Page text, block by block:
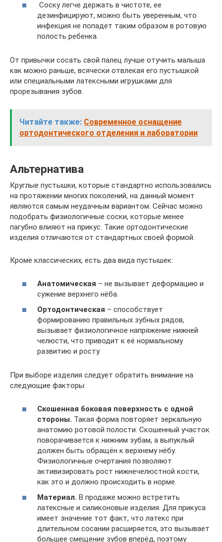
Соску легче держать в чистоте, ее
дезинфицируют, можно быть уверенным, что
инфекция не попадет таким образом в ротовую
полость ребенка.
От привычки сосать свой палец лучше отучить малыша
как можно раньше, всячески отвлекая его пустышкой
или специальными латексными игрушками для
прорезывания зубов.
Читайте также: Современное оснащение
ортодонтического отделения и лаборатории
Альтернатива
Круглые пустышки, которые стандартно использовались
на протяжении многих поколений, на данный момент
являются самым неудачным вариантом. Сейчас можно
подобрать физиологичные соски, которые менее
пагубно влияют на прикус. Такие ортодонтические
изделия отличаются от стандартных своей формой.
Кроме классических, есть два вида пустышек:
Анатомическая – не вызывает деформацию и
сужение верхнего нёба.
Ортодонтическая – способствует
формированию правильных зубных рядов,
вызывает физиологичное напряжение нижней
челюсти, что приводит к её нормальному
развитию и росту.
При выборе изделия следует обратить внимание на
следующие факторы:
Скошенная боковая поверхность с одной
стороны. Такая форма повторяет зеркальную
анатомию ротовой полости. Скошенный участок
поворачивается к нижним зубам, а выпуклый
должен быть обращён к верхнему нёбу.
Физиологичные очертания позволяют
активизировать рост нижнечелюстной кости,
как это и должно происходить в норме.
Материал. В продаже можно встретить
латексные и силиконовые изделия. Для прикуса
имеет значение тот факт, что латекс при
длительном сосании расширяется, это вызывает
большее смещение зубов вперёд, поэтому